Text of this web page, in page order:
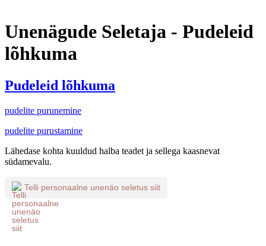
Unenägude Seletaja - Pudeleid
lõhkuma
Pudeleid lõhkuma
pudelite purunemine
pudelite purustamine
Lähedase kohta kuuldud halba teadet ja sellega kaasnevat
südamevalu.
Telli personaalne unenäo seletus siit